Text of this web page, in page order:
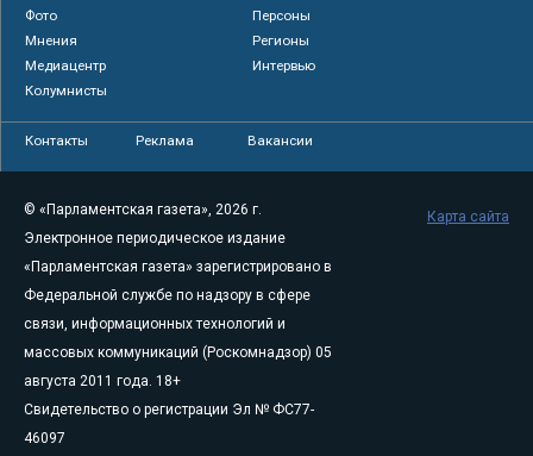
Фото
Персоны
Мнения
Регионы
Медиацентр
Интервью
Колумнисты
Контакты Реклама Вакансии
© «Парламентская газета», 2026 г.
Электронное периодическое издание
«Парламентская газета» зарегистрировано в
Федеральной службе по надзору в сфере
связи, информационных технологий и
массовых коммуникаций (Роскомнадзор) 05
августа 2011 года. 18+
Свидетельство о регистрации Эл № ФС77-
46097
Карта сайта